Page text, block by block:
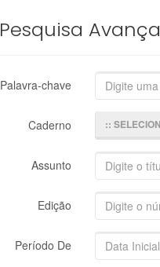
Pesquisa
Palavra-chave
Caderno ::
Assunto
Edição
Período De